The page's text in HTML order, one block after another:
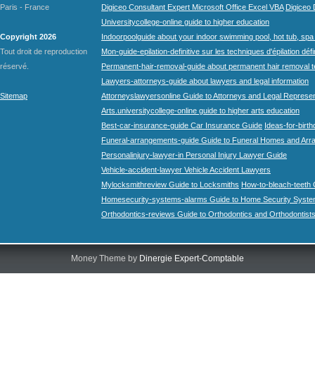
Paris - France
Copyright 2026
Tout droit de reproduction
réservé.
Sitemap
Digiceo Consultant Expert Microsoft Office Excel VBA Digiceo
Universitycollege-online guide to higher education
Indoorpoolguide about your indoor swimming pool, hot tub,
Mon-guide-epilation-definitive sur les techniques d'épilation
Permanent-hair-removal-guide about permanent hair removal
Lawyers-attorneys-guide about lawyers and legal information
Attorneyslawyersonline Guide to Attorneys and Legal
Arts.universitycollege-online guide to higher arts education
Best-car-insurance-guide Car Insurance Guide Ideas-for-
Funeral-arrangements-guide Guide to Funeral Homes and
Personalinjury-lawyer-in Personal Injury Lawyer Guide
Vehicle-accident-lawyer Vehicle Accident Lawyers
Mylocksmithreview Guide to Locksmiths How-to-bleach-teeth
Homesecurity-systems-alarms Guide to Home Security
Orthodontics-reviews Guide to Orthodontics and Orthodontists
Money Theme by Dinergie Expert-Comptable